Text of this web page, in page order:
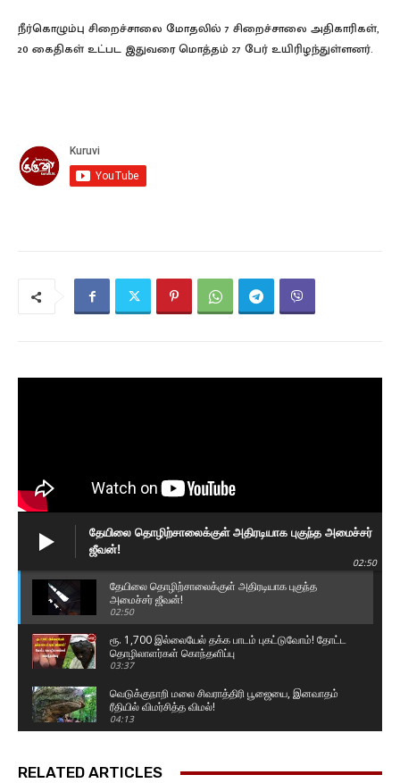
நீர்கொழும்பு சிறைச்சாலை மோதலில் 7 சிறைச்சாலை அதிகாரிகள்,
20 கைதிகள் உட்பட இதுவரை மொத்தம் 27 பேர் உயிரிழந்துள்ளனர்.
தேயிலை தொழிற்சாலைக்குள் அதிரடியாக புகுந்த அமைச்சர்
ஜீவன்!
02:50
தேயிலை தொழிற்சாலைக்குள் அதிரடியாக புகுந்த
அமைச்சர் ஜீவன்!
02:50
ரூ. 1,700 இல்லையேல் தக்க பாடம் புகட்டுவோம்! தோட்ட
தொழிலாளர்கள் கொந்தளிப்பு
03:37
வெடுக்குநாறி மலை சிவராத்திரி பூஜையை, இனவாதம்
ரீதியில் விமர்சித்த விமல்!
04:13
சாணக்கியன்
07:58
RELATED ARTICLES